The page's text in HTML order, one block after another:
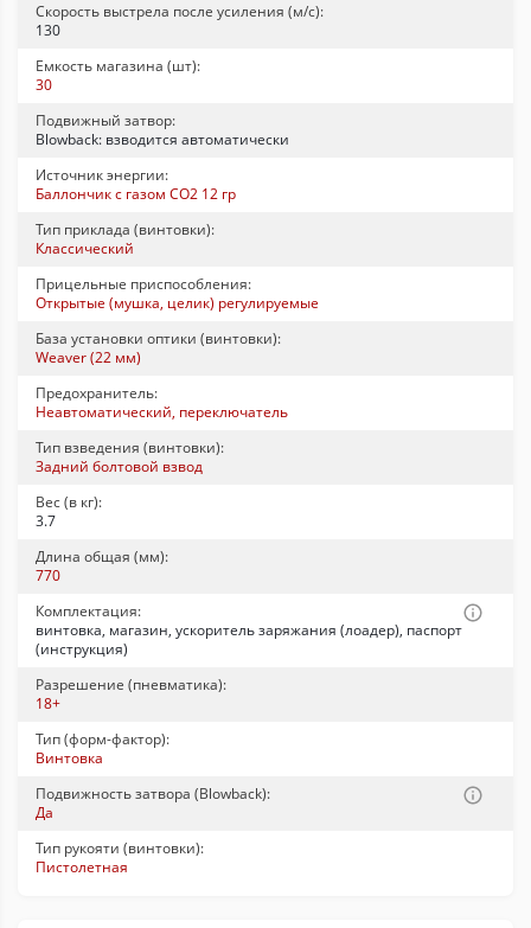
Скорость выстрела после усиления (м/с):
130
Емкость магазина (шт):
30
Подвижный затвор:
Blowback: взводится автоматически
Источник энергии:
Баллончик с газом CO2 12 гр
Тип приклада (винтовки):
Классический
Прицельные приспособления:
Открытые (мушка, целик) регулируемые
База установки оптики (винтовки):
Weaver (22 мм)
Предохранитель:
Неавтоматический, переключатель
Тип взведения (винтовки):
Задний болтовой взвод
Вес (в кг):
3.7
Длина общая (мм):
770
Комплектация:
винтовка, магазин, ускоритель заряжания (лоадер), паспорт
(инструкция)
Разрешение (пневматика):
18+
Тип (форм-фактор):
Винтовка
Подвижность затвора (Blowback):
Да
Тип рукояти (винтовки):
Пистолетная